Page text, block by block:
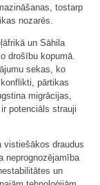
tostarp
nozarēs.
un Sāhila
drošību kopumā.
sekas, ko
pārtikas
migrācijas,
potenciāls strauji
vistiešākos draudus
neprognozējamība
un